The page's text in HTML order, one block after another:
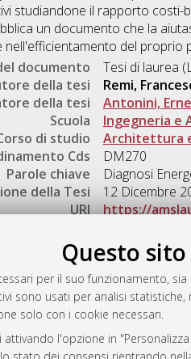
Questo
per il suo funzionamento,
sono usati per analisi
solo con i cookie necessari.
l'opzione in
studiandone il rapporto
un documento che la
del proprio
documento
Tesi di laurea
della tesi
Remi,
della tesi
Antonini,
Scuola
Ingegneria e
di studio
Architettura
Cds
DM270
Parole chiave
Diagnosi
della Tesi
12 Dicembre
URI
https://
Laurea
implementato e gestito da
Cookie